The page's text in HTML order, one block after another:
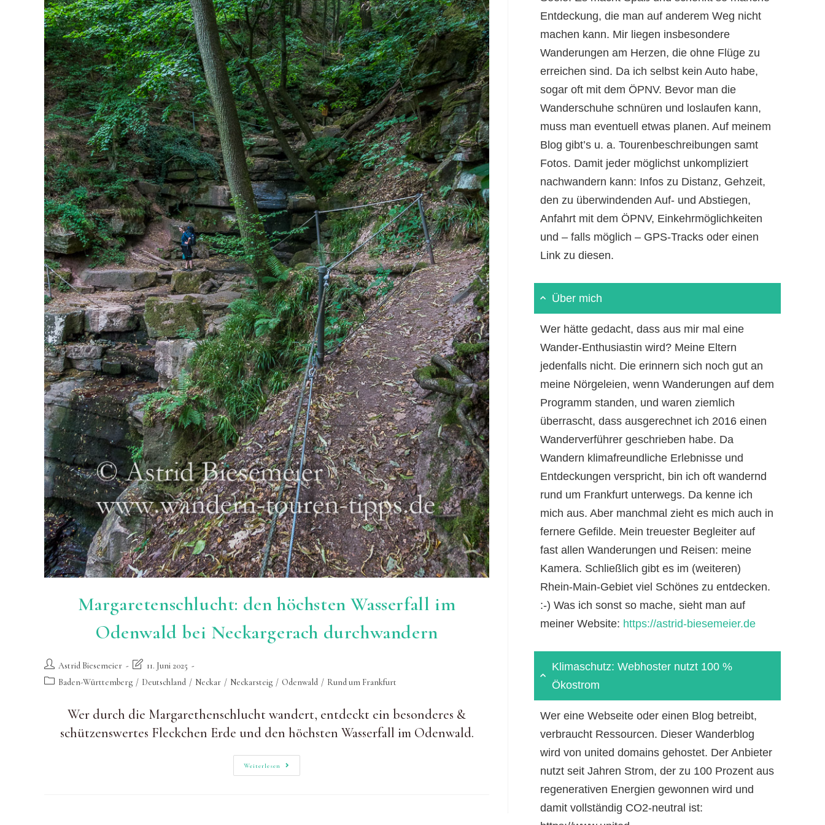
Margaretenschlucht: den höchsten Wasserfall im
Odenwald bei Neckargerach durchwandern
Beitrags-
Autor:
Astrid Biesemeier
Beitrag
zuletzt
11. Juni 2025
Beitrags-Baden-Württemberg / Deutschland / Neckar / Neckarsteig / Odenwald / Rund um Frankfurt
Wer durch die Margarethenschlucht wandert, entdeckt ein besonderes &
schützenswertes Fleckchen Erde und den höchsten Wasserfall im Odenwald.
Weiterlesen
Margaretenschlucht:
Den
Entdeckung, die man auf anderem Weg nicht
machen kann. Mir liegen insbesondere
Wanderungen am Herzen, die ohne Flüge zu
erreichen sind. Da ich selbst kein Auto habe,
sogar oft mit dem ÖPNV. Bevor man die
Wanderschuhe schnüren und loslaufen kann,
muss man eventuell etwas planen. Auf meinem
Blog gibt’s u. a. Tourenbeschreibungen samt
Fotos. Damit jeder möglichst unkompliziert
nachwandern kann: Infos zu Distanz, Gehzeit,
den zu überwindenden Auf- und Abstiegen,
Anfahrt mit dem ÖPNV, Einkehrmöglichkeiten
und – falls möglich – GPS-Tracks oder einen
Link zu diesen.
Über mich
Wer hätte gedacht, dass aus mir mal eine
Wander-Enthusiastin wird? Meine Eltern
jedenfalls nicht. Die erinnern sich noch gut an
meine Nörgeleien, wenn Wanderungen auf dem
Programm standen, und waren ziemlich
überrascht, dass ausgerechnet ich 2016 einen
Wanderverführer geschrieben habe. Da
Wandern klimafreundliche Erlebnisse und
Entdeckungen verspricht, bin ich oft wandernd
rund um Frankfurt unterwegs. Da kenne ich
mich aus. Aber manchmal zieht es mich auch in
fernere Gefilde. Mein treuester Begleiter auf
fast allen Wanderungen und Reisen: meine
Kamera. Schließlich gibt es im (weiteren)
Rhein-Main-Gebiet viel Schönes zu entdecken.
:-) Was ich sonst so mache, sieht man auf
meiner Website: https://astrid-biesemeier.de
Klimaschutz: Webhoster nutzt 100 %
Ökostrom
Wer eine Webseite oder einen Blog betreibt,
verbraucht Ressourcen. Dieser Wanderblog
wird von united domains gehostet. Der Anbieter
nutzt seit Jahren Strom, der zu 100 Prozent aus
regenerativen Energien gewonnen wird und
damit vollständig CO2-neutral ist: